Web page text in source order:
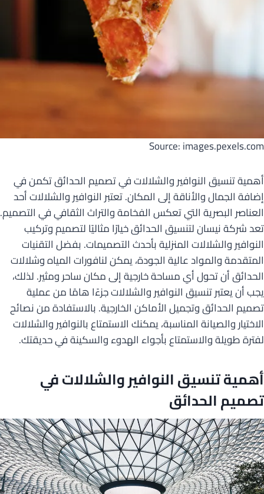
Source: images.pexels.com
أهمية تنسيق النوافير والشلالات في تصميم الحدائق تكمن في
إضافة الجمال والأناقة إلى المكان. تعتبر النوافير والشلالات أحد
العناصر البصرية التي تعكس الفخامة والتراث الثقافي في التصميم.
تعد شركة نيسان لتنسيق الحدائق خيارًا مثاليًا لتصميم وتركيب
النوافير والشلالات المنزلية بأحدث التصميمات. بفضل التقنيات
المتقدمة والمواد عالية الجودة، يمكن لنافورات المياه وشلالات
الحدائق أن تحول أي مساحة خارجية إلى مكان ساحر ومثير. لذلك،
يجب أن يعتبر تنسيق النوافير والشلالات جزءًا هامًا من عملية
تصميم الحدائق وتجميل الأماكن الخارجية. بالاستفادة من نصائح
الاختيار والصيانة المناسبة، يمكنك الاستمتاع بالنوافير والشلالات
لفترة طويلة والاستمتاع بأجواء الهدوء والسكينة في حديقتك.
أهمية تنسيق النوافير والشلالات في
تصميم الحدائق